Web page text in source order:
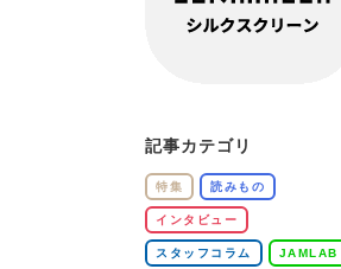
記事カテゴリ
特集 読みもの
インタビュー
スタッフコラム JAMLAB